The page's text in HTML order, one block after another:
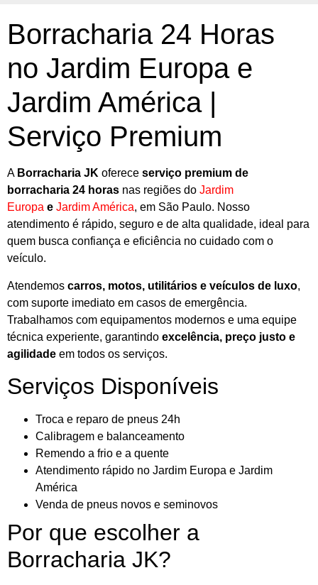
Borracharia 24 Horas
no Jardim Europa e
Jardim América |
Serviço Premium
A Borracharia JK oferece serviço premium de
borracharia 24 horas nas regiões do Jardim
Europa e Jardim América, em São Paulo. Nosso
atendimento é rápido, seguro e de alta qualidade, ideal para
quem busca confiança e eficiência no cuidado com o
veículo.
Atendemos carros, motos, utilitários e veículos de luxo,
com suporte imediato em casos de emergência.
Trabalhamos com equipamentos modernos e uma equipe
técnica experiente, garantindo excelência, preço justo e
agilidade em todos os serviços.
Serviços Disponíveis
Troca e reparo de pneus 24h
Calibragem e balanceamento
Remendo a frio e a quente
Atendimento rápido no Jardim Europa e Jardim
América
Venda de pneus novos e seminovos
Por que escolher a
Borracharia JK?